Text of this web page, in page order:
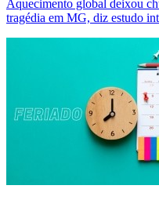
Aquecimento global deixou
tragédia em MG, diz estudo